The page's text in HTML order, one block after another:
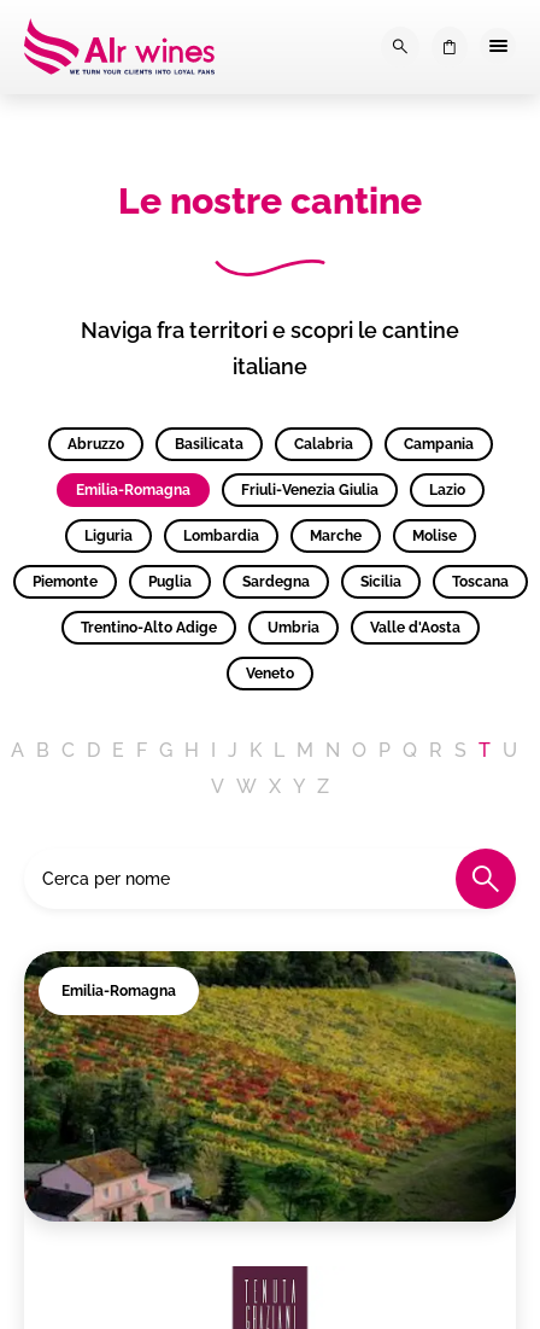
Dalla loro vendemmia, alla
Le nostre cantine
Naviga fra territori e scopri le cantine
italiane
Abruzzo Basilicata Calabria Campania
Emilia-Romagna Friuli-Venezia Giulia Lazio
Liguria Lombardia Marche Molise
Piemonte Puglia Sardegna Sicilia Toscana
Trentino-Alto Adige Umbria Valle d'Aosta
Veneto
A B C D E F G H J K L M N O P Q R S T U
V W X Y Z
Emilia-Romagna